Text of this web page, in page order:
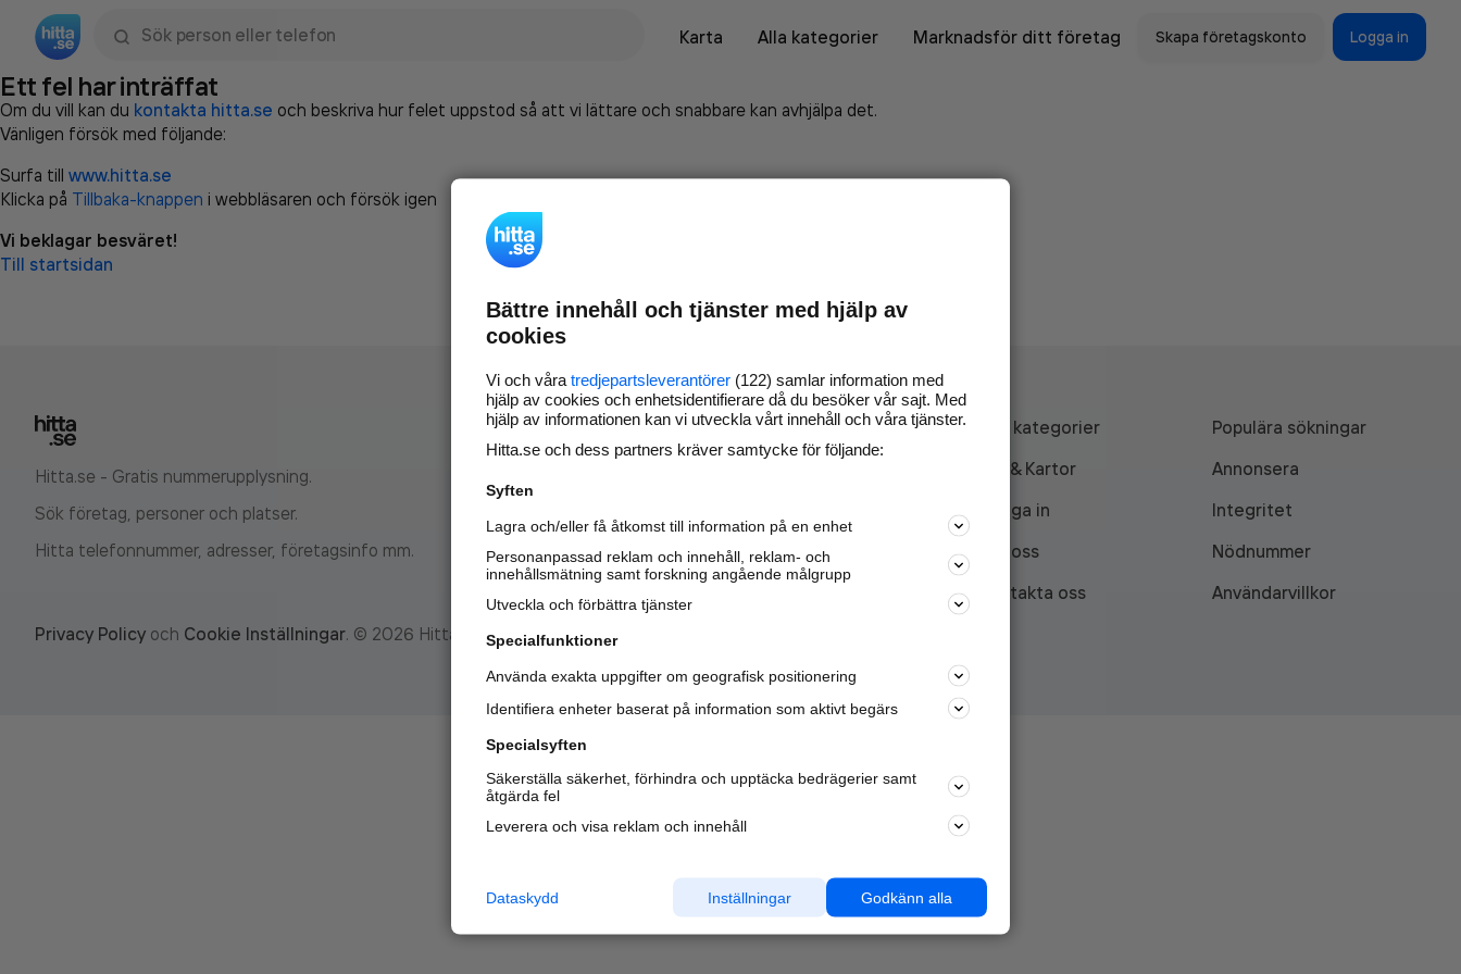
Karta
Alla kategorier Marknadsför ditt företag Skapa företagskonto Logga in
Ett fel har inträffat
Om du vill kan du kontakta hitta.se och beskriva hur felet uppstod så att vi lättare och snabbare kan avhjälpa det.
Vänligen försök med följande:
Surfa till www.hitta.se
Klicka på Tillbaka-knappen i webbläsaren och försök igen
Vi beklagar besväret!
Till startsidan
Hitta.se - Gratis nummerupplysning.
Sök företag, personer och platser.
Hitta telefonnummer, adresser, företagsinfo mm.
Marknadsför företaget på
nya kunder och
samarbetspartners nära dig.
Läs mer här
Alla kategorier
Populära sökningar
API & Kartor
Annonsera
Logga in
Integritet
Om oss
Nödnummer
Kontakta oss
Användarvillkor
Privacy Policy och Cookie Inställningar. © 2026 Hitta.se
Bättre innehåll och tjänster med hjälp av
cookies
Vi och våra tredjepartsleverantörer (122) samlar information med
hjälp av cookies och enhetsidentifierare då du besöker vår sajt. Med
hjälp av informationen kan vi utveckla vårt innehåll och våra tjänster.
Hitta.se och dess partners kräver samtycke för följande:
Syften
Lagra och/eller få åtkomst till information på en enhet
Personanpassad reklam och innehåll, reklam- och
innehållsmätning samt forskning angående målgrupp
Utveckla och förbättra tjänster
Specialfunktioner
Använda exakta uppgifter om geografisk positionering
Identifiera enheter baserat på information som aktivt begärs
Specialsyften
Säkerställa säkerhet, förhindra och upptäcka bedrägerier samt
åtgärda fel
Leverera och visa reklam och innehåll
Godkänn alla
Inställningar
Dataskydd